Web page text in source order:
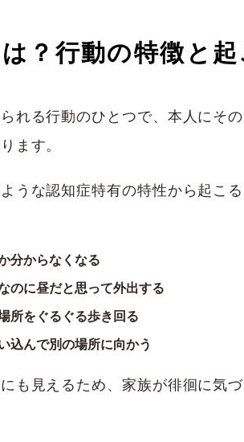
？行動の特徴と
れる行動のひとつで、本人にそ
ます。
うな認知症特有の特性から起こ
分からなくなる
のに昼だと思って外出する
所をぐるぐる歩き回る
込んで別の場所に向かう
も見えるため、家族が徘徊に気